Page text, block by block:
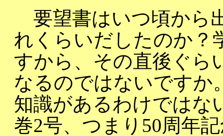
要望書はいつ頃から
れくらいだしたのか？
すから、その直後ぐら
なるのではないですか
知識があるわけではな
巻2号、つまり50周年